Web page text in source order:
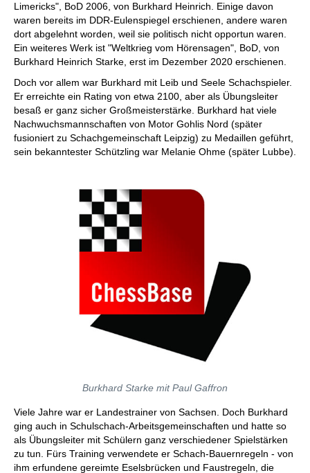
Limericks", BoD 2006, von Burkhard Heinrich. Einige davon
waren bereits im DDR-Eulenspiegel erschienen, andere waren
dort abgelehnt worden, weil sie politisch nicht opportun waren.
Ein weiteres Werk ist "Weltkrieg vom Hörensagen", BoD, von
Burkhard Heinrich Starke, erst im Dezember 2020 erschienen.
Doch vor allem war Burkhard mit Leib und Seele Schachspieler.
Er erreichte ein Rating von etwa 2100, aber als Übungsleiter
besaß er ganz sicher Großmeisterstärke. Burkhard hat viele
Nachwuchsmannschaften von Motor Gohlis Nord (später
fusioniert zu Schachgemeinschaft Leipzig) zu Medaillen geführt,
sein bekanntester Schützling war Melanie Ohme (später Lubbe).
Burkhard Starke mit Paul Gaffron
Viele Jahre war er Landestrainer von Sachsen. Doch Burkhard
ging auch in Schulschach-Arbeitsgemeinschaften und hatte so
als Übungsleiter mit Schülern ganz verschiedener Spielstärken
zu tun. Fürs Training verwendete er Schach-Bauernregeln - von
ihm erfundene gereimte Eselsbrücken und Faustregeln, die